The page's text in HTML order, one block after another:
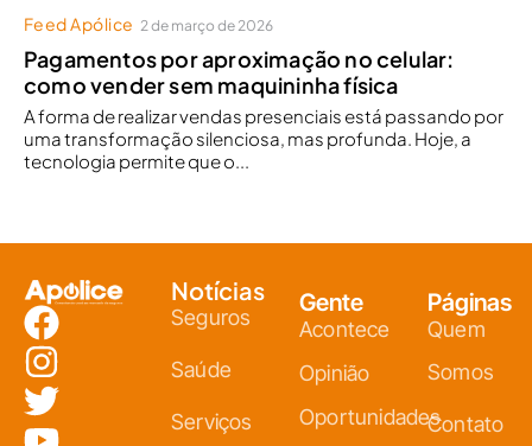
Feed Apólice 2 de março de 2026
Pagamentos por aproximação no celular:
como vender sem maquininha física
A forma de realizar vendas presenciais está passando por
uma transformação silenciosa, mas profunda. Hoje, a
tecnologia permite que o...
Notícias
Seguros
Saúde
Serviços
Gente
Acontece
Opinião
Oportunidades
Páginas
Quem
Somos
Contato